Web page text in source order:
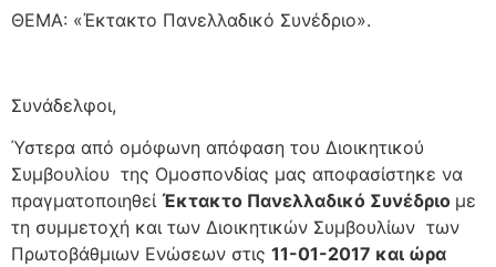
ΘΕΜΑ: «Έκτακτο Πανελλαδικό Συνέδριο».
Συνάδελφοι,
Ύστερα από ομόφωνη απόφαση του Διοικητικού
Συμβουλίου της Ομοσπονδίας μας αποφασίστηκε να
πραγματοποιηθεί Έκτακτο Πανελλαδικό Συνέδριο με
τη συμμετοχή και των Διοικητικών Συμβουλίων των
Πρωτοβάθμιων Ενώσεων στις 11-01-2017 και ώρα